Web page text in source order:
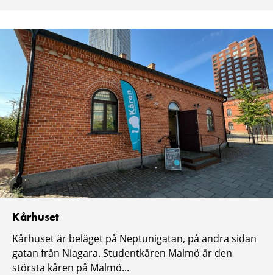
Kårhuset
Kårhuset är beläget på Neptunigatan, på andra sidan
gatan från Niagara. Studentkåren Malmö är den
största kåren på Malmö...